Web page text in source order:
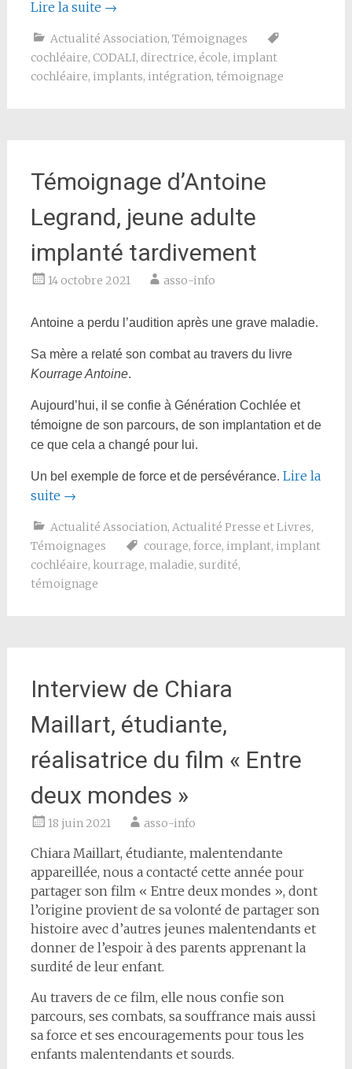
Lire la suite →
Actualité Association, Témoignages
cochléaire, CODALI, directrice, école, implant
cochléaire, implants, intégration, témoignage
Témoignage d’Antoine
Legrand, jeune adulte
implanté tardivement
14 octobre 2021 asso-info
Antoine a perdu l’audition après une grave maladie.
Sa mère a relaté son combat au travers du livre
Kourrage Antoine.
Aujourd’hui, il se confie à Génération Cochlée et
témoigne de son parcours, de son implantation et de
ce que cela a changé pour lui.
Un bel exemple de force et de persévérance. Lire la
suite →
Actualité Association, Actualité Presse et Livres,
Témoignages
courage, force, implant, implant
cochléaire, kourrage, maladie, surdité,
témoignage
Interview de Chiara
Maillart, étudiante,
réalisatrice du film « Entre
deux mondes »
18 juin 2021 asso-info
Chiara Maillart, étudiante, malentendante
appareillée, nous a contacté cette année pour
partager son film « Entre deux mondes », dont
l’origine provient de sa volonté de partager son
histoire avec d’autres jeunes malentendants et
donner de l’espoir à des parents apprenant la
surdité de leur enfant.
Au travers de ce film, elle nous confie son
parcours, ses combats, sa souffrance mais aussi
sa force et ses encouragements pour tous les
enfants malentendants et sourds.